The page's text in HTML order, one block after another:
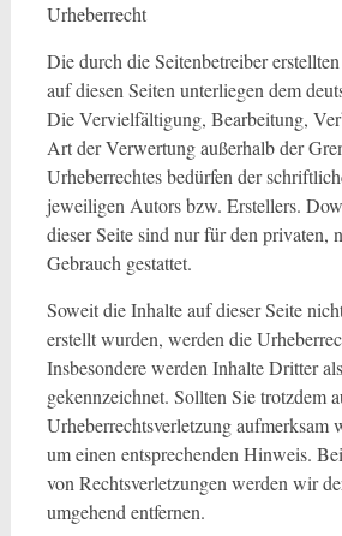
Urheberrecht
Die durch die Seitenbetreiber
auf diesen Seiten unterliegen dem
Die Vervielfältigung, Bearbeitung,
Art der Verwertung außerhalb der
Urheberrechtes bedürfen der
jeweiligen Autors bzw. Erstellers.
dieser Seite sind nur für den privaten,
Gebrauch gestattet.
Soweit die Inhalte auf dieser Seite
erstellt wurden, werden die
Insbesondere werden Inhalte Dritter
gekennzeichnet. Sollten Sie trotzdem
Urheberrechtsverletzung aufmerksam
um einen entsprechenden Hinweis.
von Rechtsverletzungen werden wir
umgehend entfernen.